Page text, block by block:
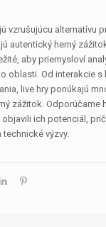
vzrušujúcu alternatívu
autentický herný
aby priemysloví
oblasti. Od interakcie s
live hry ponúkajú
zážitok. Odporúčame
objavili ich potenciál,
technické výzvy.